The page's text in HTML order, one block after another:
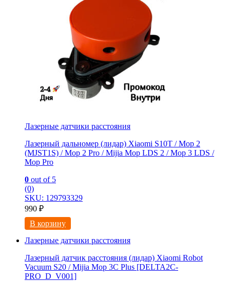
Лазерные датчики расстояния
Лазерный дальномер (лидар) Xiaomi S10T / Мoр 2
(MJSТ1S) / Mop 2 Pro / Mijia Моp LDS 2 / Мoр 3 LDS /
Мор Рrо
0 out of 5
(0)
SKU: 129793329
990 ₽
В корзину
Лазерные датчики расстояния
Лазерный датчик расстояния (лидар) Xiaomi Robot
Vacuum S20 / Mijia Mop 3С Рlus [DELTA2C-
PRO_D_V001]